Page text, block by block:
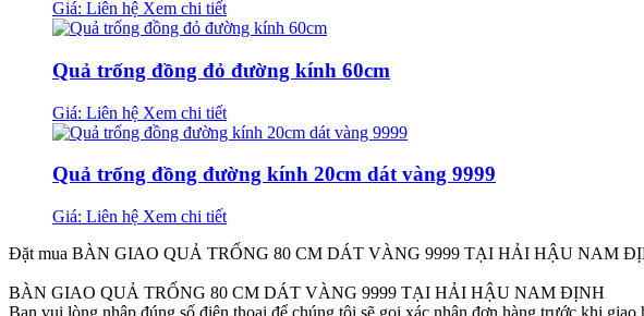
Giá: Liên hệ Xem chi tiết
Quả trống đồng đỏ đường kính 60cm
Giá: Liên hệ Xem chi tiết
Quả trống đồng đường kính 20cm dát vàng 9999
Giá: Liên hệ Xem chi tiết
Đặt mua BÀN GIAO QUẢ TRỐNG 80 CM DÁT VÀNG 9999 TẠI HẢI HẬU NAM
BÀN GIAO QUẢ TRỐNG 80 CM DÁT VÀNG 9999 TẠI HẢI HẬU NAM ĐỊNH
Bạn vui lòng nhập đúng số điện thoại để chúng tôi sẽ gọi xác nhận đơn hàng trước khi giao